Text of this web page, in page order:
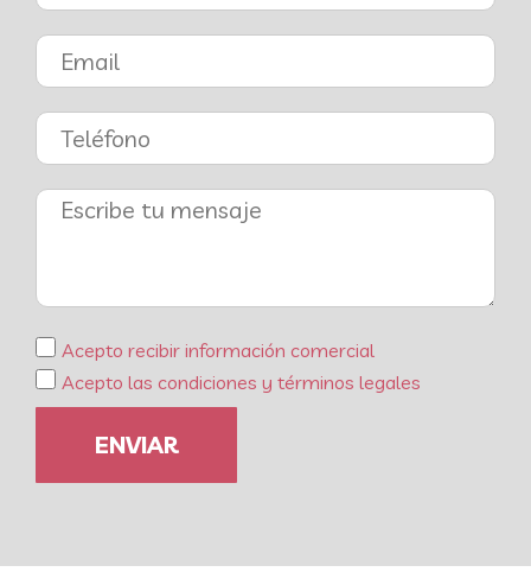
Acepto recibir información comercial
Acepto las condiciones y términos legales
ENVIAR